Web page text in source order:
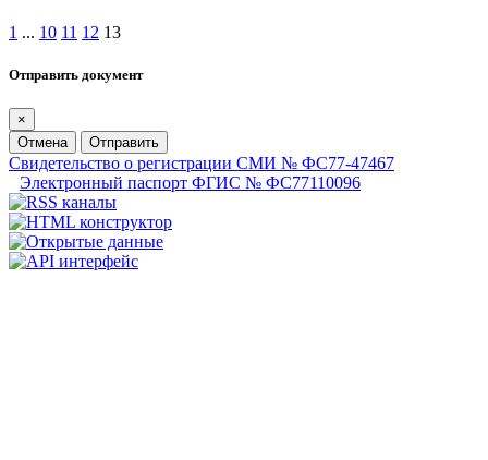
1 ... 10 11 12 13
Отправить документ
×
Отмена
Отправить
Свидетельство о регистрации СМИ № ФС77-47467
Электронный паспорт ФГИС № ФС77110096